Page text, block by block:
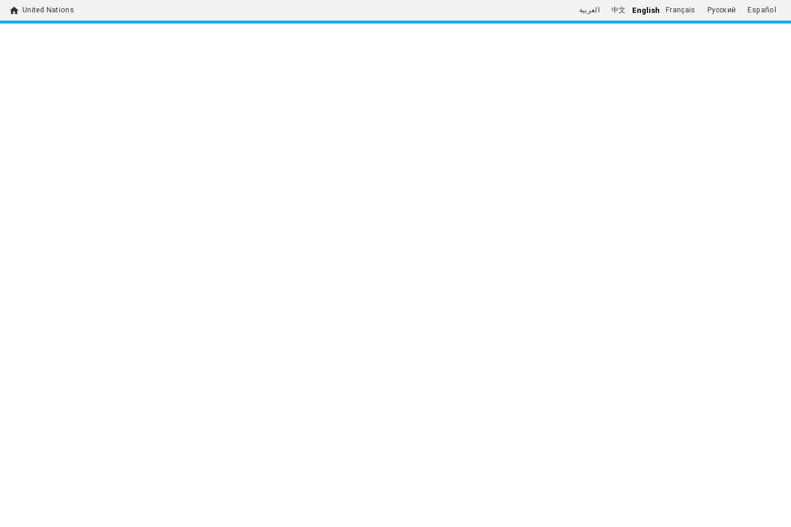
home United Nations العربية 中文 English Français Русский Español